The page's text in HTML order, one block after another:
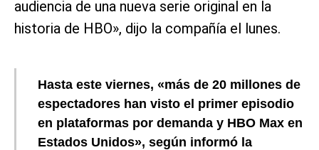
audiencia de una nueva serie original en la
historia de HBO», dijo la compañía el lunes.
Hasta este viernes, «más de 20 millones de
espectadores han visto el primer episodio
en plataformas por demanda y HBO Max en
Estados Unidos», según informó la